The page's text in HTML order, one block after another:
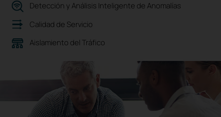
Detección y Análisis Inteligente de Anomalías
Calidad de Servicio
Aislamiento del Tráfico